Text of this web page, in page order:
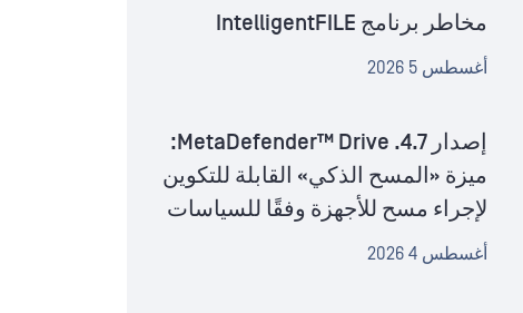
مخاطر برنامج IntelligentFILE
أغسطس 5 2026
إصدار MetaDefender™ Drive .4.7:
ميزة «المسح الذكي» القابلة للتكوين
لإجراء مسح للأجهزة وفقًا للسياسات
أغسطس 4 2026